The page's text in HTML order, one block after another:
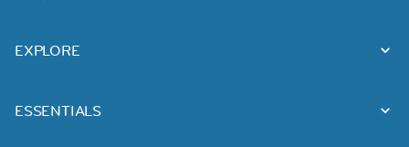
EXPLORE
ESSENTIALS